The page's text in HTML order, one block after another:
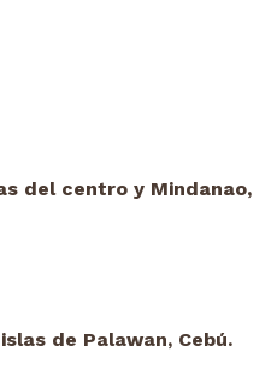
del centro y Mindanao,
islas de Palawan, Cebú.